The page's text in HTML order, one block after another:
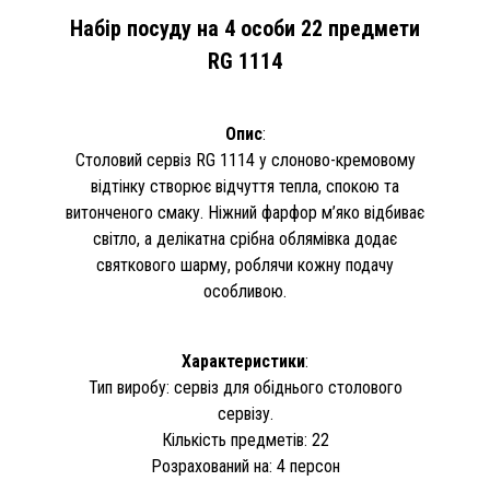
Набір посуду на 4 особи 22 предмети
RG 1114
Опис:
Столовий сервіз RG 1114 у слоново-кремовому
відтінку створює відчуття тепла, спокою та
витонченого смаку. Ніжний фарфор м’яко відбиває
світло, а делікатна срібна облямівка додає
святкового шарму, роблячи кожну подачу
особливою.
Характеристики:
Тип виробу: сервіз для обіднього столового
сервізу.
Кількість предметів: 22
Розрахований на: 4 персон